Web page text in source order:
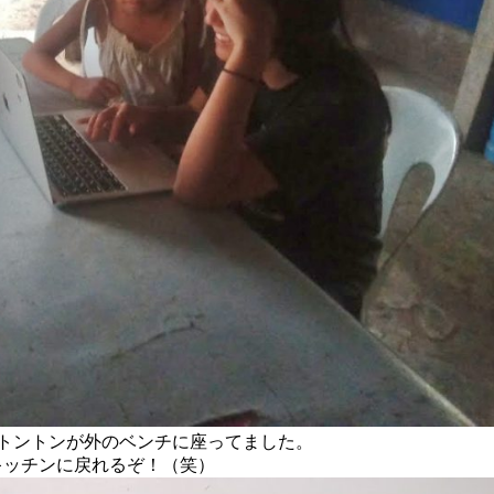
トンが外のベンチに座ってました。
チンに戻れるぞ！（笑）